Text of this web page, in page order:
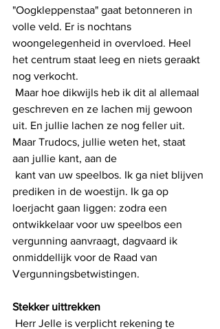
"Oogkleppenstaa" gaat betonneren in
volle veld. Er is nochtans
woongelegenheid in overvloed. Heel
het centrum staat leeg en niets geraakt
nog verkocht.
geschreven en ze lachen mij gewoon
uit. En jullie lachen ze nog feller uit.
Maar Trudocs, jullie weten het, staat
aan jullie kant, aan de
prediken in de woestijn. Ik ga op
loerjacht gaan liggen: zodra een
ontwikkelaar voor uw speelbos een
vergunning aanvraagt, dagvaard ik
onmiddellijk voor de Raad van
Vergunningsbetwistingen.
Stekker uittrekken